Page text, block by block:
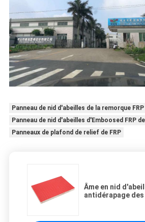
Panneau de nid d'abeilles de la remorque FRP
Panneau de nid d'abeilles d'Emboosed FRP
Panneaux de plafond de relief de FRP
Âme en nid
antidérapage des